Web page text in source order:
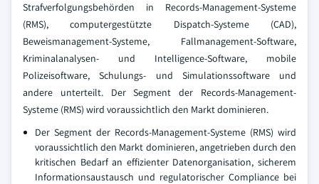
Strafverfolgungsbehörden in Records-Management-Systeme
(RMS), computergestützte Dispatch-Systeme (CAD),
Beweismanagement-Systeme, Fallmanagement-Software,
Kriminalanalysen- und Intelligence-Software, mobile
Polizeisoftware, Schulungs- und Simulationssoftware und
andere unterteilt. Der Segment der Records-Management-
Systeme (RMS) wird voraussichtlich den Markt dominieren.
Der Segment der Records-Management-Systeme (RMS) wird
voraussichtlich den Markt dominieren, angetrieben durch den
kritischen Bedarf an effizienter Datenorganisation, sicherem
Informationsaustausch und regulatorischer Compliance bei